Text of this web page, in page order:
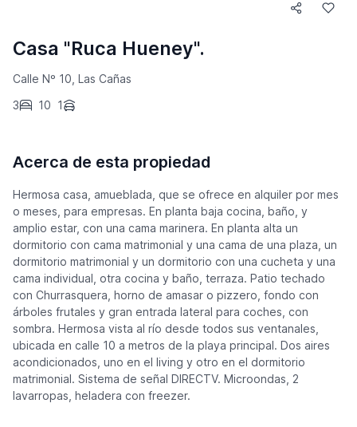
Casa "Ruca Hueney".
Calle Nº 10, Las Cañas
3
10 1
Acerca de esta propiedad
Hermosa casa, amueblada, que se ofrece en alquiler por mes
o meses, para empresas. En planta baja cocina, baño, y
amplio estar, con una cama marinera. En planta alta un
dormitorio con cama matrimonial y una cama de una plaza, un
dormitorio matrimonial y un dormitorio con una cucheta y una
cama individual, otra cocina y baño, terraza. Patio techado
con Churrasquera, horno de amasar o pizzero, fondo con
árboles frutales y gran entrada lateral para coches, con
sombra. Hermosa vista al río desde todos sus ventanales,
ubicada en calle 10 a metros de la playa principal. Dos aires
acondicionados, uno en el living y otro en el dormitorio
matrimonial. Sistema de señal DIRECTV. Microondas, 2
lavarropas, heladera con freezer.